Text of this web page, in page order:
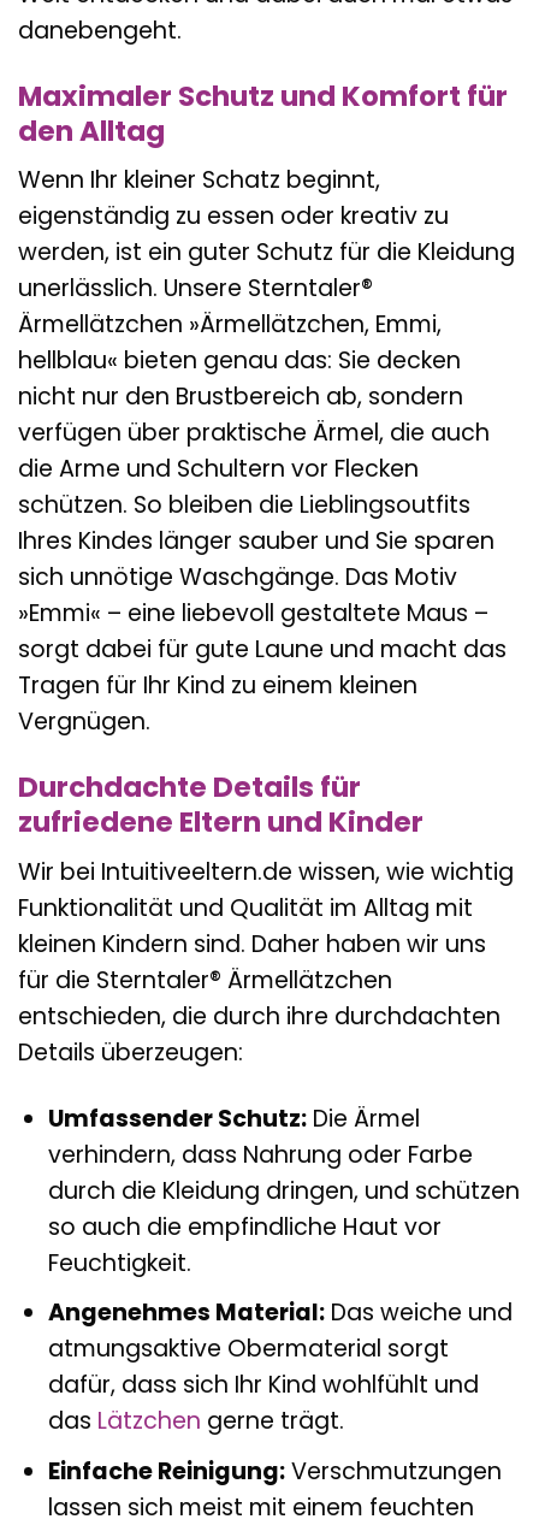
danebengeht.
Maximaler Schutz und Komfort für
den Alltag
Wenn Ihr kleiner Schatz beginnt,
eigenständig zu essen oder kreativ zu
werden, ist ein guter Schutz für die Kleidung
unerlässlich. Unsere Sterntaler®
Ärmellätzchen »Ärmellätzchen, Emmi,
hellblau« bieten genau das: Sie decken
nicht nur den Brustbereich ab, sondern
verfügen über praktische Ärmel, die auch
die Arme und Schultern vor Flecken
schützen. So bleiben die Lieblingsoutfits
Ihres Kindes länger sauber und Sie sparen
sich unnötige Waschgänge. Das Motiv
»Emmi« – eine liebevoll gestaltete Maus –
sorgt dabei für gute Laune und macht das
Tragen für Ihr Kind zu einem kleinen
Vergnügen.
Durchdachte Details für
zufriedene Eltern und Kinder
Wir bei Intuitiveeltern.de wissen, wie wichtig
Funktionalität und Qualität im Alltag mit
kleinen Kindern sind. Daher haben wir uns
für die Sterntaler® Ärmellätzchen
entschieden, die durch ihre durchdachten
Details überzeugen:
Umfassender Schutz:Die Ärmel
verhindern, dass Nahrung oder Farbe
durch die Kleidung dringen, und schützen
so auch die empfindliche Haut vor
Feuchtigkeit.
Angenehmes Material:Das weiche und
atmungsaktive Obermaterial sorgt
dafür, dass sich Ihr Kind wohlfühlt und
das Lätzchen gerne trägt.
Einfache Reinigung:Verschmutzungen
lassen sich meist mit einem feuchten